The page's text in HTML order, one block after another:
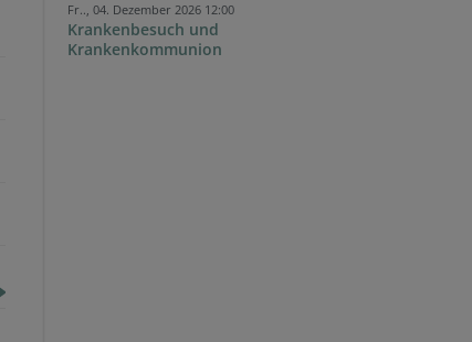
Fr.., 04. Dezember 2026 12:00
Krankenbesuch und
Krankenkommunion